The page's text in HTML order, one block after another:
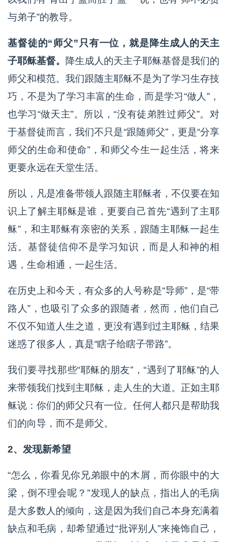
与弟子”的教导。
基督徒的“师父”只有一位，就是降生成人的天主
子耶稣基督。 降生成人的天主子耶稣基督是我们的
师父和模范。我们跟随主耶稣不是为了学习生存技
巧，不是为了学习丰富的生命，而是学习“做人”，
也学习“做天主”。所以，“没有徒弟胜过师父”。对
于基督徒而言，我们不只是“跟随师父”，更是“分享
师父的生命和使命”，和师父今生一起生活，将来
更要永远在天堂生活。
所以，凡是准备带领人跟随主耶稣者，不仅要在知
识上了解主耶稣是谁，更要自己首先“遇到了主耶
稣”，和主耶稣有亲密的关系，跟随主耶稣一起生
活。基督徒信仰不是学习知识，而是人和神的相
遇，生命相通，一起生活。
在历史上和今天，有众多的人号称是“导师”，是“带
路人”，也吸引了众多的跟随者，然而，他们自己
不仅不知道人生之道，更没有遇到过主耶稣，结果
迷惑了很多人，真是“瞎子给瞎子带路”。
我们要寻找那些“耶稣的朋友”，“遇到了耶稣”的人
来带领我们找到主耶稣，走人生的大道。正如主耶
稣说：你们的师父只有一位。任何人都只是帮助我
们的向导，而不是师父。
2、发现新希望
“怎么，你看见你兄弟眼中的木屑，而你眼中的大
梁，倒不理会呢？”发现人的缺点，指出人的毛病
是大多数人的倾向，这是因为我们自己本身充满着
缺点和毛病，却希望通过“批评别人”来掩饰自己，